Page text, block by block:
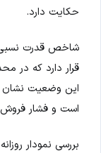
حکایت دارد.
قرار دارد که در
این وضعیت نشان
است و فشار
بررسی نمودار